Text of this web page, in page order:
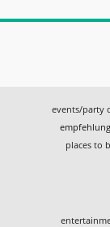
events/party
places to